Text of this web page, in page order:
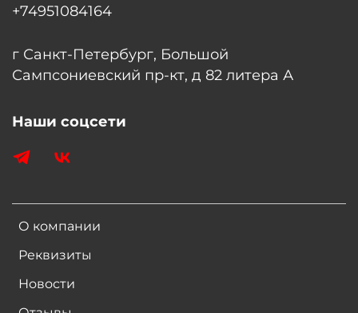
О компании
Реквизиты
Новости
+74951084164
г Санкт-Петербург, Большой
Сампсониевский пр-кт, д 82 литера А
Наши соцсети